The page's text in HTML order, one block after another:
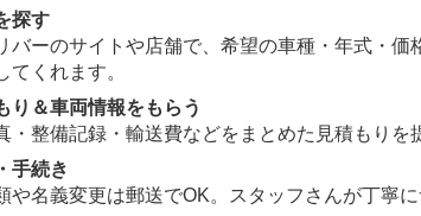
探す
ーのサイトや店舗で、希望の車種・年式・価
てくれます。
り＆車両情報をもらう
・整備記録・輸送費などをまとめた見積もりを
手続き
名義変更は郵送でOK。スタッフさんが丁寧に